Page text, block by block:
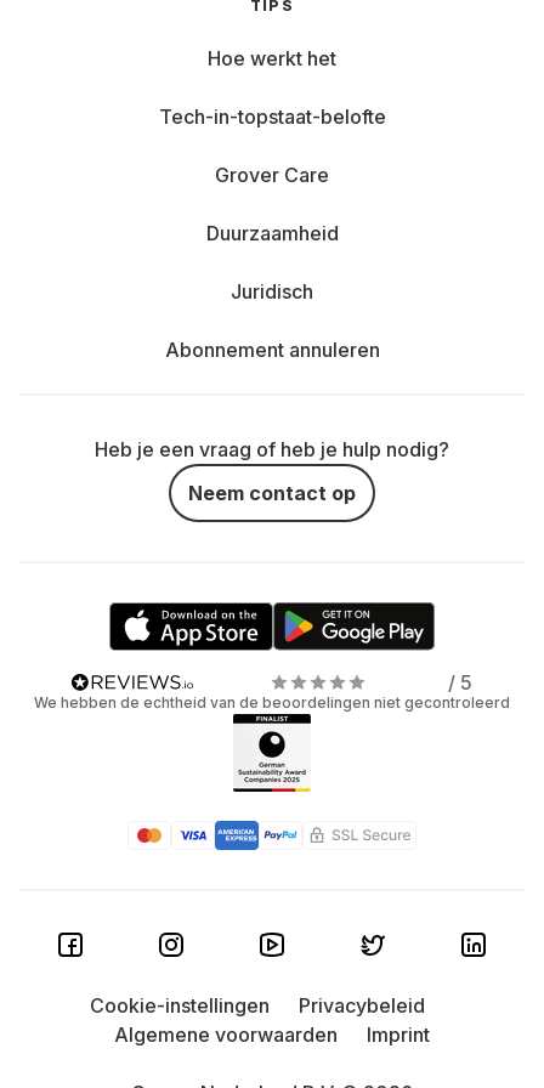
TIPS
Hoe werkt het
Tech-in-topstaat-belofte
Grover Care
Duurzaamheid
Juridisch
Abonnement annuleren
Heb je een vraag of heb je hulp nodig?
Neem contact op
/ 5
We hebben de echtheid van de beoordelingen niet gecontroleerd
Cookie-instellingen
Privacybeleid
Algemene voorwaarden
Imprint